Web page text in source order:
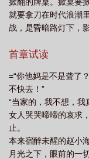
就要拿刀在时代浪潮
战，是昏暗路灯下，
的咽喉。前世被兄弟
时代的裂缝里熬出黄
开灰色地带的暴利网
黑市倒腾的不是货，
挣体面”，是这个看透
人生信条。修罗场里
的江湖，专吞认命的
首章试读
=“你他妈是不是聋了
不快去！”
“当家的，我不想，
女人哭哭啼啼的哀求
止。
本来宿醉未醒的赵小
月光之下，眼前的一